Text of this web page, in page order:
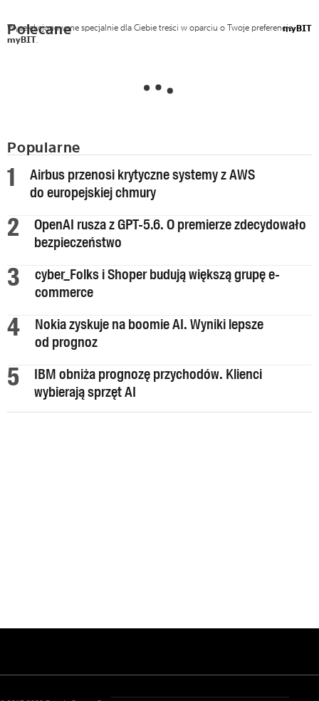
Polecane myBIT
Wyselekcjonowane specjalnie dla Ciebie treści w oparciu o Twoje preferencje
myBIT.
Popularne
Airbus przenosi krytyczne systemy z AWS
do europejskiej chmury
OpenAI rusza z GPT-5.6. O premierze zdecydowało
bezpieczeństwo
cyber_Folks i Shoper budują większą grupę e-
commerce
Nokia zyskuje na boomie AI. Wyniki lepsze
od prognoz
IBM obniża prognozę przychodów. Klienci
wybierają sprzęt AI